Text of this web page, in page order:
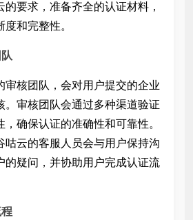
要求，准备齐全的认证材料，
和完整性。
审核团队，会对用户提交的企业
。审核团队会通过多种渠道验证
确保认证的准确性和可靠性。
咕云的客服人员会与用户保持沟
的疑问，并协助用户完成认证流